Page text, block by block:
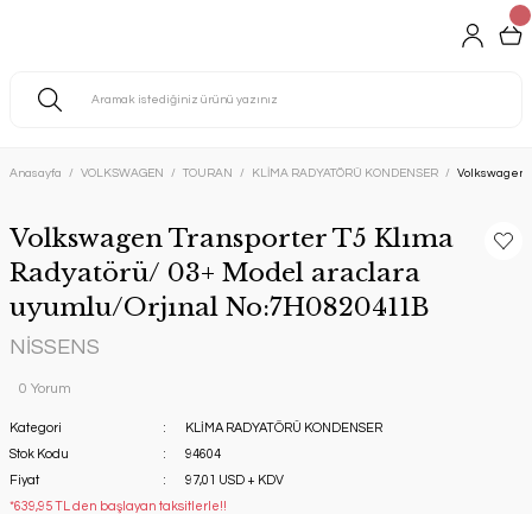
Anasayfa VOLKSWAGEN TOURAN KLİMA RADYATÖRÜ KONDENSER Volkswagen
Volkswagen Transporter T5 Klıma
Radyatörü/ 03+ Model araclara
uyumlu/Orjınal No:7H0820411B
NİSSENS
0 Yorum
Kategori
KLİMA RADYATÖRÜ KONDENSER
Stok Kodu
94604
Fiyat
97,01 USD + KDV
*639,95 TL den başlayan taksitlerle!!